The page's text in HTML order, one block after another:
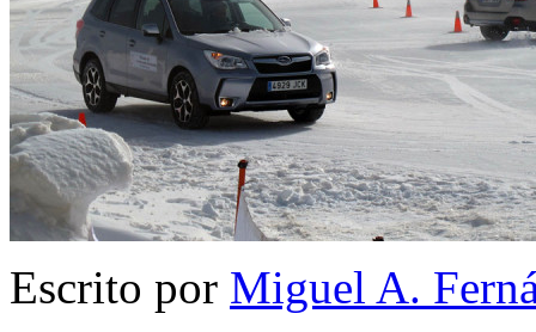
Escrito por Miguel A.